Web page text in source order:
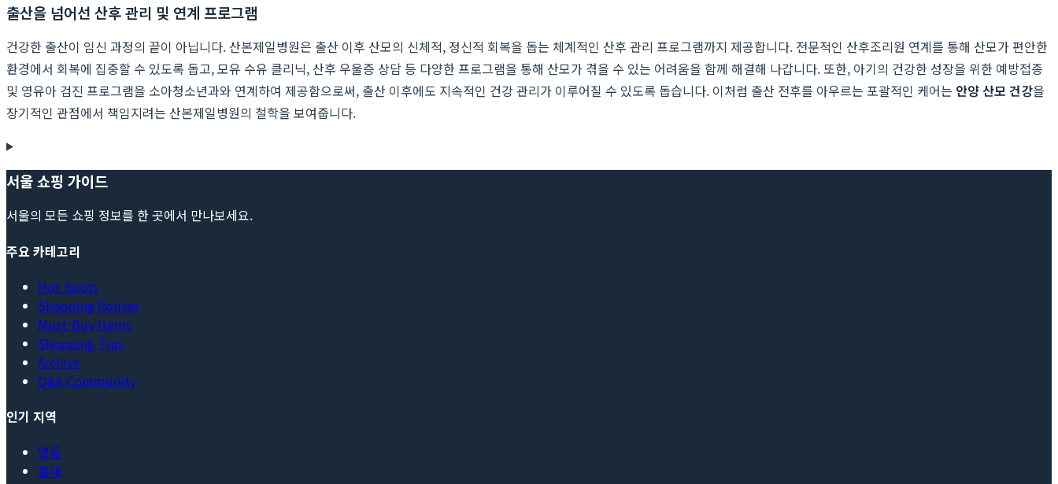
출산을 넘어선 산후 관리 및 연계 프로그램
건강한 출산이 임신 과정의 끝이 아닙니다. 산본제일병원은 출산 이후 산모의 신체적, 정신적 회복을 돕는 체계적인 산후 관리 프로그램까지 제공합니다. 전문적인 산후조리원 연계를 통해 산모가 편안한
환경에서 회복에 집중할 수 있도록 돕고, 모유 수유 클리닉, 산후 우울증 상담 등 다양한 프로그램을 통해 산모가 겪을 수 있는 어려움을 함께 해결해 나갑니다. 또한, 아기의 건강한 성장을 위한 예방접종
및 영유아 검진 프로그램을 소아청소년과와 연계하여 제공함으로써, 출산 이후에도 지속적인 건강 관리가 이루어질 수 있도록 돕습니다. 이처럼 출산 전후를 아우르는 포괄적인 케어는 안양 산모 건강을
장기적인 관점에서 책임지려는 산본제일병원의 철학을 보여줍니다.
서울 쇼핑 가이드
서울의 모든 쇼핑 정보를 한 곳에서 만나보세요.
주요 카테고리
Hot Spots
Shopping Routes
Must-Buy Items
Shopping Tips
Archive
Q&A Community
인기 지역
명동
홍대